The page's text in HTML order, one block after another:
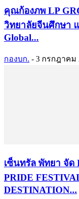
คุณก้องภพ LP
วิทยาลัยจีนศึกษา แ
Global...
กองบก. - 3 กรกฎาคม
เซ็นทรัล พัทยา จัด
PRIDE
DESTINATION...